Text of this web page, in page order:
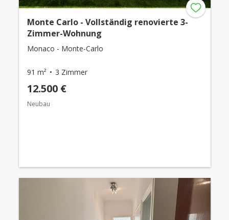
Monte Carlo - Vollständig renovierte 3-
Zimmer-Wohnung
Monaco - Monte-Carlo
91 m² 3 Zimmer
12.500 €
Neubau